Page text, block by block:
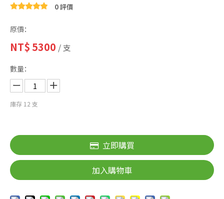
0 評價
原價：
NT$5300 / 支
數量：
庫存 12 支
立即購買
加入購物車